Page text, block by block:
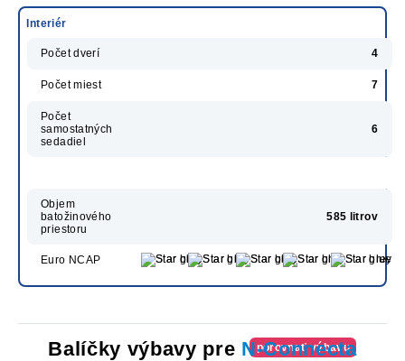
Interiér
Počet dverí 4
Počet miest 7
Počet
samostatných
sedadiel
6
Objem
batožinového
priestoru
585 litrov
Euro NCAP
porovnať výbavu
Balíčky výbavy pre N-Connecta